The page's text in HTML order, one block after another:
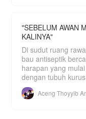
"SEBELUM AWAN
KALINYA"
Di sudut ruang
bau antiseptik
harapan yang
dengan tubuh